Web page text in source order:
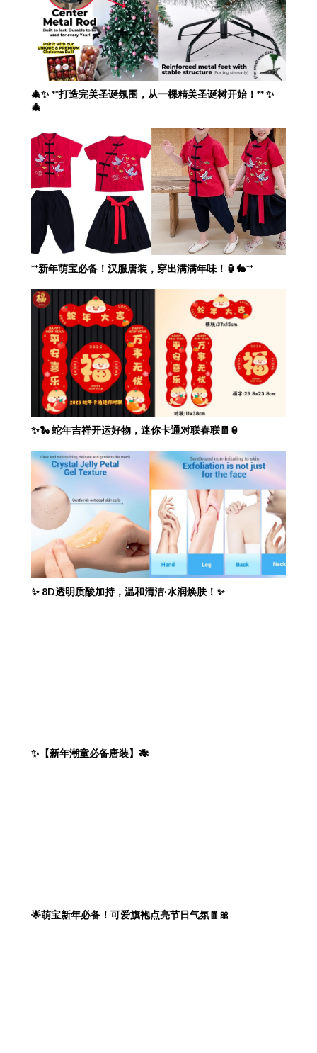
🎄✨ **打造完美圣诞氛围，从一棵精美圣诞树开始！** ✨
🎄
**新年萌宝必备！汉服唐装，穿出满满年味！🏮🐇**
✨🐍 蛇年吉祥开运好物，迷你卡通对联春联🧧🏮
✨ 8D透明质酸加持，温和清洁·水润焕肤！✨
✨【新年潮童必备唐装】🎋
🌟萌宝新年必备！可爱旗袍点亮节日气氛🧧🎀